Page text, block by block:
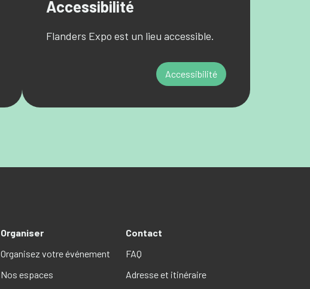
Accessibilité
Flanders Expo est un lieu accessible.
Accessibilité
Organiser
Organisez votre événement
Nos espaces
Contact
FAQ
Adresse et itinéraire